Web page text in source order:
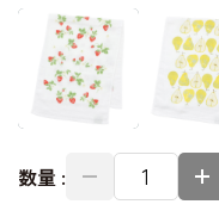
数量 :